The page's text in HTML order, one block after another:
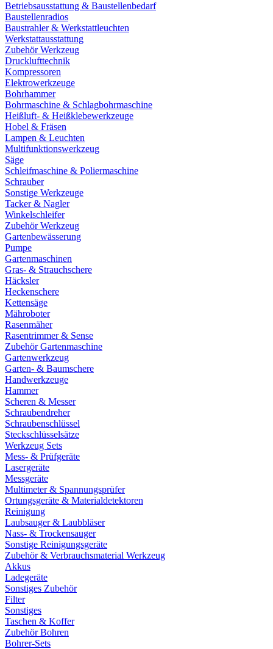
Betriebsausstattung & Baustellenbedarf
Baustellenradios
Baustrahler & Werkstattleuchten
Werkstattausstattung
Zubehör Werkzeug
Drucklufttechnik
Kompressoren
Elektrowerkzeuge
Bohrhammer
Bohrmaschine & Schlagbohrmaschine
Heißluft- & Heißklebewerkzeuge
Hobel & Fräsen
Lampen & Leuchten
Multifunktionswerkzeug
Säge
Schleifmaschine & Poliermaschine
Schrauber
Sonstige Werkzeuge
Tacker & Nagler
Winkelschleifer
Zubehör Werkzeug
Gartenbewässerung
Pumpe
Gartenmaschinen
Gras- & Strauchschere
Häcksler
Heckenschere
Kettensäge
Mähroboter
Rasenmäher
Rasentrimmer & Sense
Zubehör Gartenmaschine
Gartenwerkzeug
Garten- & Baumschere
Handwerkzeuge
Hammer
Scheren & Messer
Schraubendreher
Schraubenschlüssel
Steckschlüsselsätze
Werkzeug Sets
Mess- & Prüfgeräte
Lasergeräte
Messgeräte
Multimeter & Spannungsprüfer
Ortungsgeräte & Materialdetektoren
Reinigung
Laubsauger & Laubbläser
Nass- & Trockensauger
Sonstige Reinigungsgeräte
Zubehör & Verbrauchsmaterial Werkzeug
Akkus
Ladegeräte
Sonstiges Zubehör
Filter
Sonstiges
Taschen & Koffer
Zubehör Bohren
Bohrer-Sets